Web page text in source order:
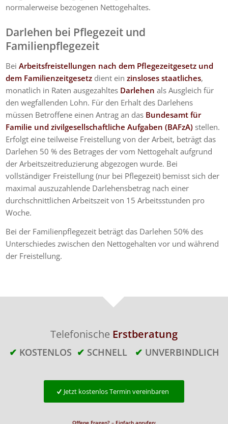
normalerweise bezogenen Nettogehaltes.
Darlehen bei Pflegezeit und
Familienpflegezeit
BeiArbeitsfreistellungen nach dem Pflegezeitgesetz und
dem Familienzeitgesetz dient einzinsloses staatliches,
monatlich in Raten ausgezahltes Darlehen als Ausgleich für
den wegfallenden Lohn. Für den Erhalt des Darlehens
müssen Betroffene einen Antrag an das Bundesamt für
Familie und zivilgesellschaftliche Aufgaben (BAFzA) stellen.
Erfolgt eine teilweise Freistellung von der Arbeit, beträgt das
Darlehen 50 % des Betrages der vom Nettogehalt aufgrund
der Arbeitszeitreduzierung abgezogen wurde. Bei
vollständiger Freistellung (nur bei Pflegezeit) bemisst sich der
maximal auszuzahlende Darlehensbetrag nach einer
durchschnittlichen Arbeitszeit von 15 Arbeitsstunden pro
Woche.
Bei der Familienpflegezeit beträgt das Darlehen 50% des
Unterschiedes zwischen den Nettogehalten vor und während
der Freistellung.
Telefonische Erstberatung
✔ KOSTENLOS ✔ SCHNELL ✔ UNVERBINDLICH
Jetzt kostenlos Termin vereinbaren
Offene Fragen? – Einfach anrufen: